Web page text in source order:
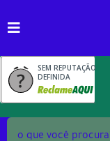
SEM REPUTAÇÃO
DEFINIDA